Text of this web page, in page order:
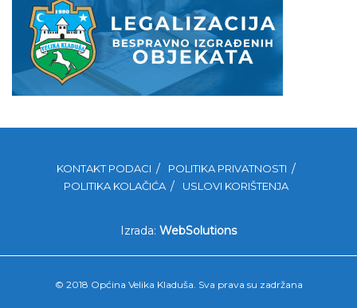
KONTAKT PODACI
POLITIKA PRIVATNOSTI
POLITIKA KOLAČIĆA
USLOVI KORIŠTENJA
Izrada: WebSolutions
© 2018 Općina Velika Kladuša. Sva prava su zadržana